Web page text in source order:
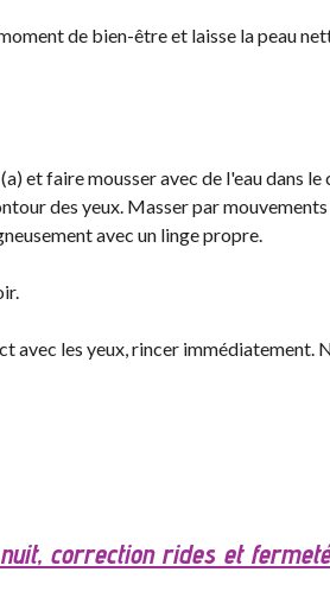
de bien-être et laisse la peau
et faire mousser avec de l'eau dans le
des yeux. Masser par
avec un linge propre.
avec les yeux, rincer immédiatement.
correction rides et fermeté